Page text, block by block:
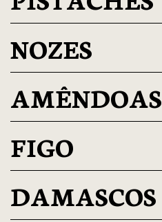
NOZES
AMÊNDOAS
FIGO
DAMASCOS